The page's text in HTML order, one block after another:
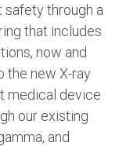
through a
that includes
now and
the new X-ray
medical device
our existing
and